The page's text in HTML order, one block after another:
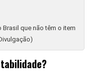
a perder